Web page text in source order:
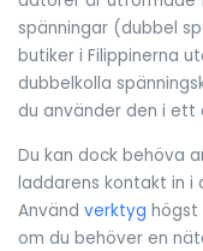
spänningar (dubbel
butiker i Filippinerna
dubbelkolla
du använder den i ett
Du kan dock behöva
laddarens kontakt in i
Använd verktyg högst
om du behöver en